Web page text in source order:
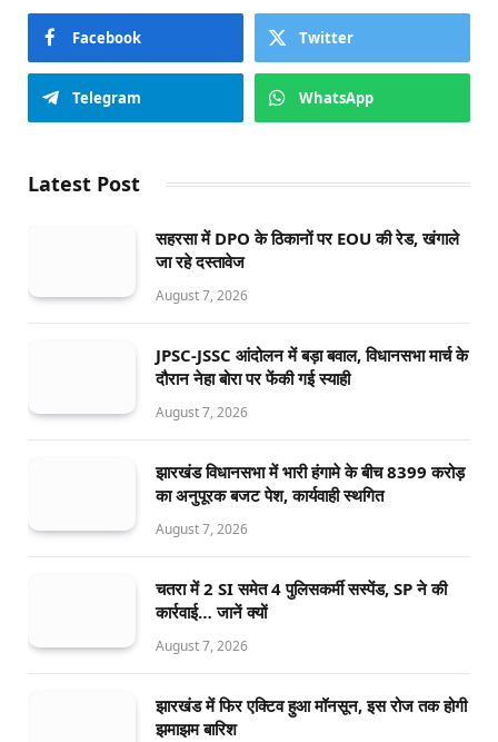
Facebook Twitter
Telegram WhatsApp
Latest Post
सहरसा में DPO के ठिकानों पर EOU की रेड, खंगाले
जा रहे दस्तावेज
August 7, 2026
JPSC-JSSC आंदोलन में बड़ा बवाल, विधानसभा मार्च के
दौरान नेहा बोरा पर फेंकी गई स्याही
August 7, 2026
झारखंड विधानसभा में भारी हंगामे के बीच 8399 करोड़
का अनुपूरक बजट पेश, कार्यवाही स्थगित
August 7, 2026
चतरा में 2 SI समेत 4 पुलिसकर्मी सस्पेंड, SP ने की
कार्रवाई… जानें क्यों
August 7, 2026
झारखंड में फिर एक्टिव हुआ मॉनसून, इस रोज तक होगी
झमाझम बारिश